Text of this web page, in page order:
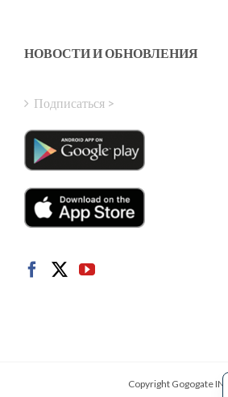
НОВОСТИ И ОБНОВЛЕНИЯ
Подписаться >
Copyright Gogogate INC.